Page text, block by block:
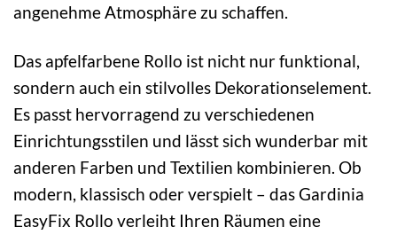
angenehme Atmosphäre zu schaffen.
Das apfelfarbene Rollo ist nicht nur funktional,
sondern auch ein stilvolles Dekorationselement.
Es passt hervorragend zu verschiedenen
Einrichtungsstilen und lässt sich wunderbar mit
anderen Farben und Textilien kombinieren. Ob
modern, klassisch oder verspielt – das Gardinia
EasyFix Rollo verleiht Ihren Räumen eine